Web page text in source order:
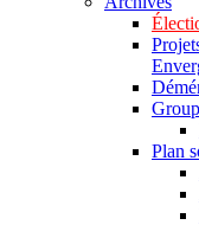
Plan